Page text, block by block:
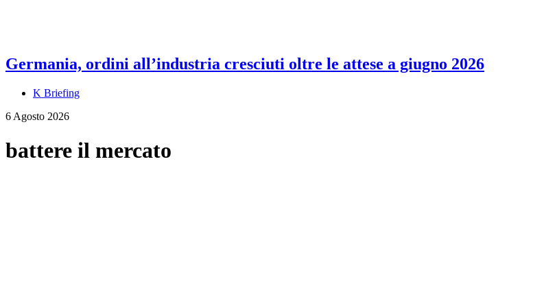
Germania, ordini all’industria cresciuti oltre le attese a giugno 2026
K Briefing
6 Agosto 2026
battere il mercato